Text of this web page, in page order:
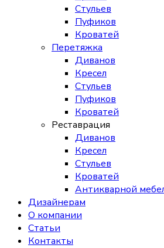
Стульев
Пуфиков
Кроватей
Перетяжка
Диванов
Кресел
Стульев
Пуфиков
Кроватей
Реставрация
Диванов
Кресел
Стульев
Кроватей
Антикварной
Дизайнерам
О компании
Статьи
Контакты